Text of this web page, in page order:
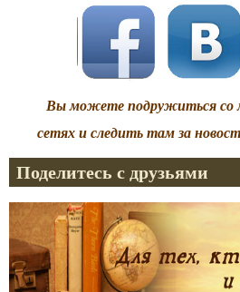
Вы можете подружиться со
сетях и следить там за
Поделитесь с друзьями